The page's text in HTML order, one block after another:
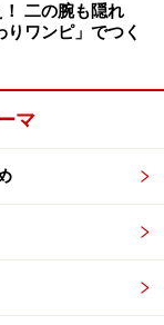
二の腕も隠れ
ワンピ」でつく
マ